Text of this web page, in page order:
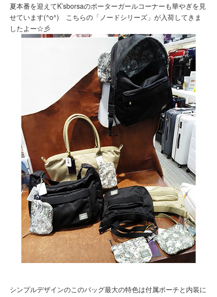
夏本番を迎えてK’sborsaのポーターガールコーナーも華やぎを見
せています(^o^) こちらの「ノードシリーズ」が入荷してきま
したよー☆彡
シンプルデザインのこのバッグ最大の特色は付属ポーチと内装に